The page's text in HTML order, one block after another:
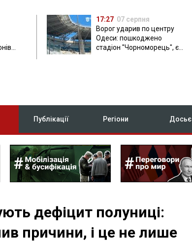
17:27 07 серпня
Ворог ударив по центру
Одеси: пошкоджено
стадіон "Чорноморець", є
Публікації Регіони Досьє
дефіцит полуниці:
причини, і це не лише